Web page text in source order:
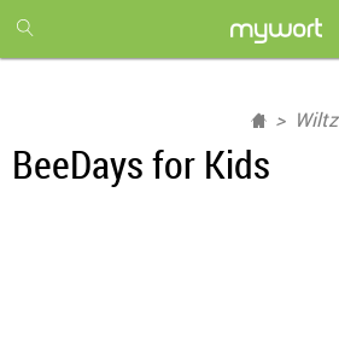
month
free
Wiltz
BeeDays for Kids